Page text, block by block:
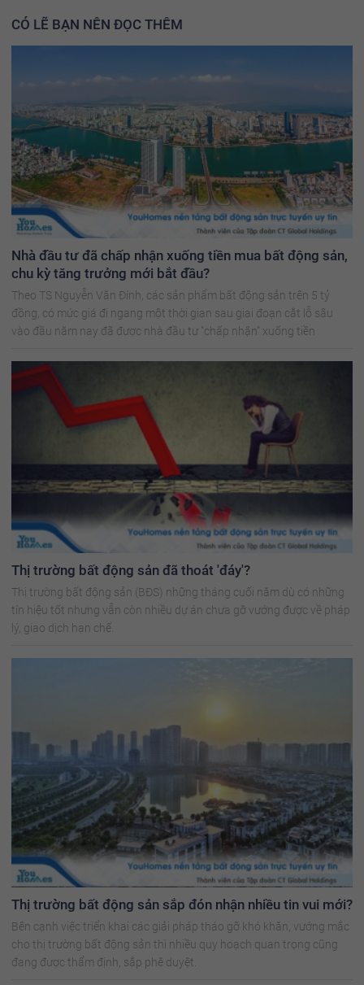
CÓ LẼ BẠN NÊN ĐỌC THÊM
Nhà đầu tư đã chấp nhận xuống tiền mua bất động sản,
chu kỳ tăng trưởng mới bắt đầu?
Theo TS Nguyễn Văn Đính, các sản phẩm bất động sản trên 5 tỷ
đồng, có mức giá đi ngang một thời gian sau giai đoạn cắt lỗ sâu
vào đầu năm nay đã được nhà đầu tư "chấp nhận" xuống tiền
Thị trường bất động sản đã thoát 'đáy'?
Thị trường bất động sản (BĐS) những tháng cuối năm dù có những
tín hiệu tốt nhưng vẫn còn nhiều dự án chưa gỡ vướng được về pháp
lý, giao dịch hạn chế.
Thị trường bất động sản sắp đón nhận nhiều tin vui mới?
Bên cạnh việc triển khai các giải pháp tháo gỡ khó khăn, vướng mắc
cho thị trường bất động sản thì nhiều quy hoạch quan trọng cũng
đang được thẩm định, sắp phê duyệt.